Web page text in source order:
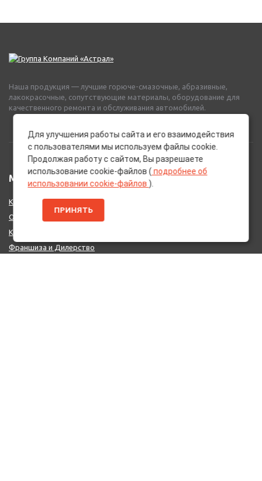
Наша продукция — лучшие горюче-смазочные, абразивные,
лакокрасочные, сопутствующие материалы, оборудование для
качественного ремонта и обслуживания автомобилей.
МЕНЮ
Каталог Брендов
О нас
Контакты
Франшиза и Дилерство
Для улучшения работы сайта и его взаимодействия
с пользователями мы используем файлы cookie.
Продолжая работу с сайтом, Вы разрешаете
использование cookie-файлов ( подробнее об
использовании cookie-файлов ).
ПРИНЯТЬ